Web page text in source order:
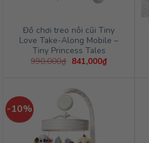
Đồ chơi treo nôi cũi Tiny
Love Take-Along Mobile –
Tiny Princess Tales
990,000₫ Giá
841,000₫Giá
hiện
-10%